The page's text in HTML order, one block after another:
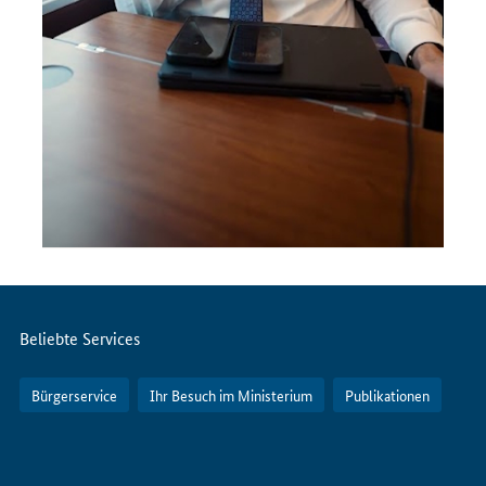
Servicemenü
Beliebte Services
Bürgerservice Ihr Besuch im Ministerium Publikationen